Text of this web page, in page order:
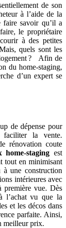
de son
à l’aide de la
savoir qu’il a
le propriétaire
à des petites
quels sont les
logement ? Afin de
du home-staging,
d’un expert se
de dépense pour
faciliter la vente.
rénovation coute
home-staging est
tout en minimisant
une construction
intérieures avec
première vue. Dès
l’achat vu que la
et les décos dans
parfaite. Ainsi,
meilleur prix.